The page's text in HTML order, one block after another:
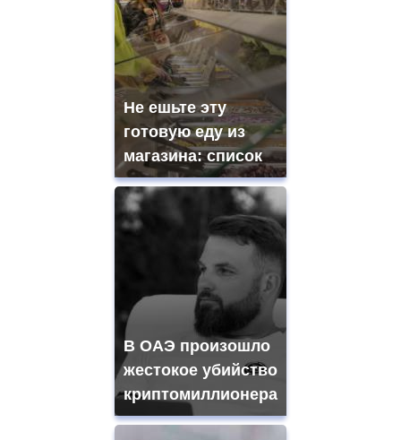
Не ешьте эту
готовую еду из
магазина: список
В ОАЭ произошло
жестокое убийство
криптомиллионера